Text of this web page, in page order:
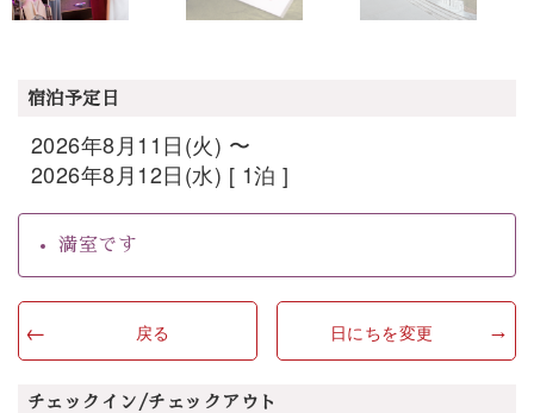
宿泊予定日
2026年8月11日(火) 〜
2026年8月12日(水) [ 1泊 ]
満室です
戻る 日にちを変更
チェックイン/チェックアウト